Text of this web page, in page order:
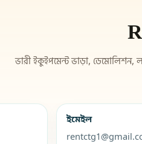
ভারী ইকুইপমেন্ট ভাড়া, ডেমোলিশন,
ইমেইল